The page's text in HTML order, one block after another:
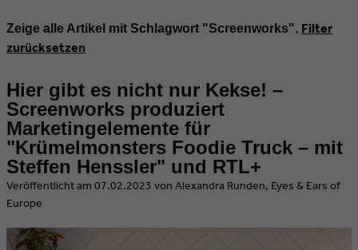
Zeige alle Artikel mit Schlagwort "Screenworks". Filter
zurücksetzen
Hier gibt es nicht nur Kekse! –
Screenworks produziert
Marketingelemente für
"Krümelmonsters Foodie Truck – mit
Steffen Henssler" und RTL+
​Veröffentlicht am 07.02.2023 von Alexandra Runden, Eyes & Ears of
Europe